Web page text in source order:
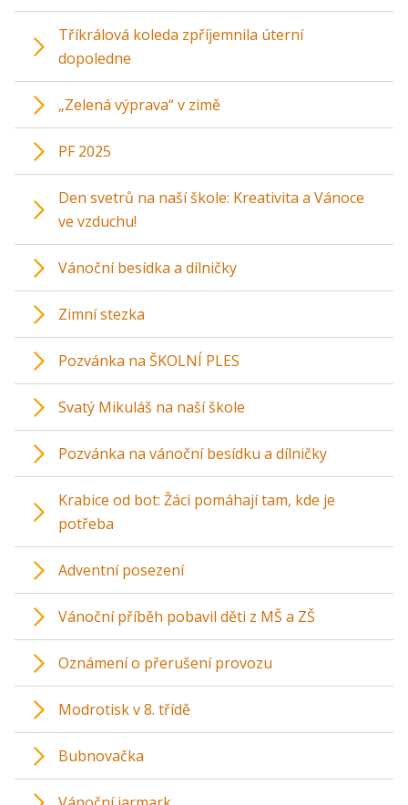
Tříkrálová koleda zpříjemnila úterní
dopoledne
„Zelená výprava“ v zimě
PF 2025
Den svetrů na naší škole: Kreativita a Vánoce
ve vzduchu!
Vánoční besídka a dílničky
Zimní stezka
Pozvánka na ŠKOLNÍ PLES
Svatý Mikuláš na naší škole
Pozvánka na vánoční besídku a dílničky
Krabice od bot: Žáci pomáhají tam, kde je
potřeba
Adventní posezení
Vánoční příběh pobavil děti z MŠ a ZŠ
Oznámení o přerušení provozu
Modrotisk v 8. třídě
Bubnovačka